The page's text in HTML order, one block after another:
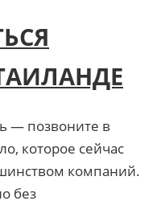
— позвоните в
которое сейчас
компаний.
без